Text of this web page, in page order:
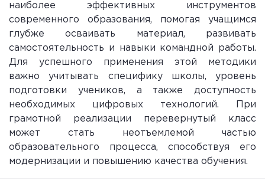
наиболее эффективных инструментов
современного образования, помогая учащимся
глубже осваивать материал, развивать
самостоятельность и навыки командной работы.
Для успешного применения этой методики
важно учитывать специфику школы, уровень
подготовки учеников, а также доступность
необходимых цифровых технологий. При
грамотной реализации перевернутый класс
может стать неотъемлемой частью
образовательного процесса, способствуя его
модернизации и повышению качества обучения.